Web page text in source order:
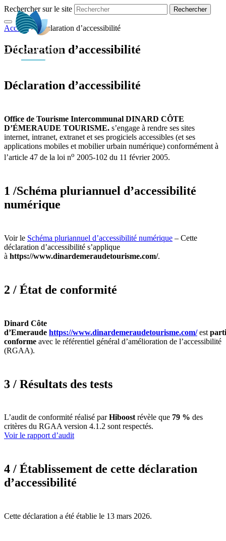
Rechercher sur le site
Accueil>Déclaration d’accessibilité
Déclaration d’accessibilité
Déclaration d’accessibilité
Office de Tourisme Intercommunal DINARD CÔTE
D’ÉMERAUDE TOURISME. s’engage à rendre ses sites
internet, intranet, extranet et ses progiciels accessibles (et ses
applications mobiles et mobilier urbain numérique) conformément à
l’article 47 de la loi no 2005-102 du 11 février 2005.
1 /Schéma pluriannuel d’accessibilité
numérique
Voir le Schéma pluriannuel d’accessibilité numérique – Cette
déclaration d’accessibilité s’applique
à https://www.dinardemeraudetourisme.com/.
2 / État de conformité
Dinard Côte
d’Emeraude https://www.dinardemeraudetourisme.com/est
conforme avec le référentiel général d’amélioration de l’accessibilité
(RGAA).
3 / Résultats des tests
L’audit de conformité réalisé parHiboostrévèle que 79 % des
critères du RGAA version 4.1.2 sont respectés.
Voir le rapport d’audit
4 / Établissement de cette déclaration
d’accessibilité
Cette déclaration a été établie le 13 mars 2026.